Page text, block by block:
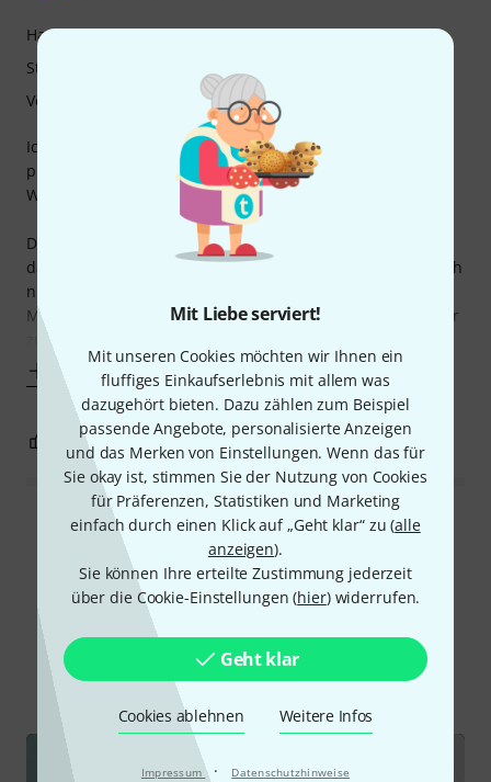
Mit Liebe serviert!
Mit unseren Cookies möchten wir Ihnen ein
fluffiges Einkaufserlebnis mit allem was
dazugehört bieten. Dazu zählen zum Beispiel
passende Angebote, personalisierte Anzeigen
und das Merken von Einstellungen. Wenn das für
Sie okay ist, stimmen Sie der Nutzung von Cookies
für Präferenzen, Statistiken und Marketing
einfach durch einen Klick auf „Geht klar“ zu (alle
anzeigen).
Sie können Ihre erteilte Zustimmung jederzeit
über die Cookie-Einstellungen (hier) widerrufen.
Geht klar
Cookies ablehnen Weitere Infos
Impressum · Datenschutzhinweise
Ich habe mir den Ständer zusammen mit meinem Stage
piano gekauft und war direkt sehr glücklich mit meiner
Wahl.
Durch die Bauart des ständers passen sogar meine Knie
darunter (nicht wie bei einem x Ständer) und ich muss mich
nicht komisch hinsetzen um klavier spielen zu können.
Mittlerweile habe ich mir noch zusätzlich einen Synthesizer
zugelegt und habe mir
Mehr anzeigen
Handling
Stabilität
Verarbeitung
3 BEWERTUNG MELDEN
Alle Bewertungen lesen
Schon gewusst?
Alle Videos Testberichte Downloads